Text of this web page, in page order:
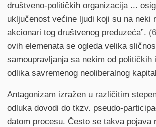
društveno-političkih organizacija ...
uključenost većine ljudi koji su na neki
akcionari tog društvenog preduzeća”.
ovih elemenata se ogleda velika
samoupravljanja sa nekim od političkih
odlika savremenog neoliberalnog
Antagonizam izražen u različitim
odluka dovodi do tkzv. pseudo-
datom procesu. Često se takva pojava